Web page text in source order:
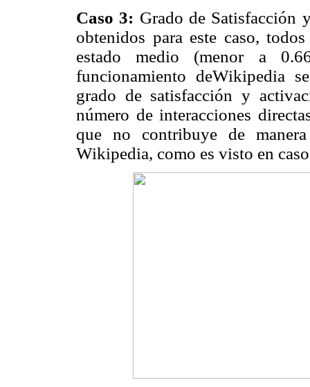
Caso 3: Grado de Satisfacción
obtenidos para este caso,
estado medio (menor a
funcionamiento deWikipedia
grado de satisfacción y
número de interacciones
que no contribuye de
Wikipedia, como es visto en